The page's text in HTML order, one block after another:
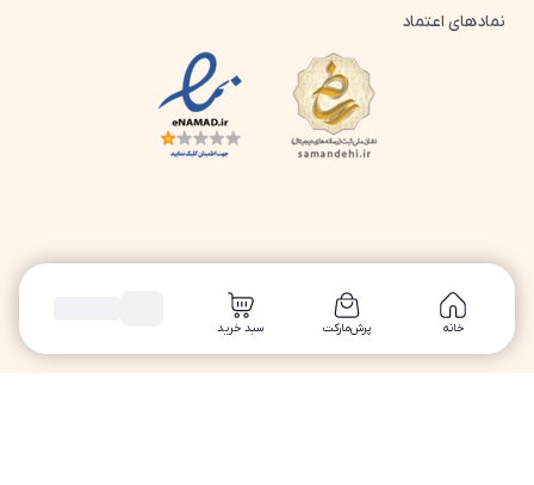
خانه پرش‌مارکت سبد خرید
نمادهای اعتماد
لوگو اینماد پرش